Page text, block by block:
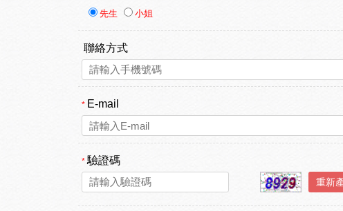
先生 小姐
聯絡方式
* E-mail
* 驗證碼